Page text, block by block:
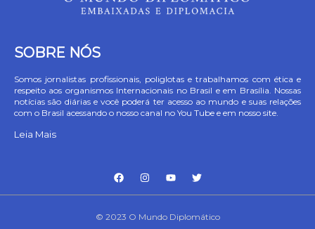
SOBRE NÓS
Somos jornalistas profissionais, poliglotas e trabalhamos com ética e
respeito aos organismos Internacionais no Brasil e em Brasília. Nossas
notícias são diárias e você poderá ter acesso ao mundo e suas relações
com o Brasil acessando o nosso canal no You Tube e em nosso site.
Leia Mais
© 2023 O Mundo Diplomático